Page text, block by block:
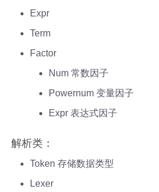
Expr
Term
Factor
Num 常数因子
Powernum 变量因子
Expr 表达式因子
解析类：
Token 存储数据类型
Lexer